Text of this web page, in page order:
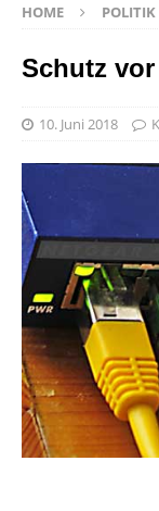
HOME POLITIK
Schutz
10. Juni 2018